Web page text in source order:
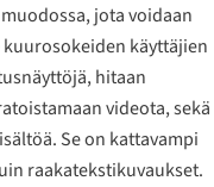
jota voidaan
käyttäjien
hitaan
videota, sekä
Se on kattavampi
raakatekstikuvaukset.